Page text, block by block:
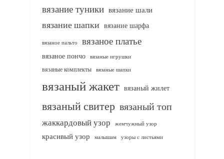
вязание туники вязание шали
вязание шапки вязание шарфа
вязаное пальто вязаное платье
вязаное пончо вязаные игрушки
вязаные комплекты
вязаные шапки
вязаный жакет вязаный жилет
вязаный свитер вязаный топ
жаккардовый узор жемчужный узор
красивый узор малышам узоры с листьями